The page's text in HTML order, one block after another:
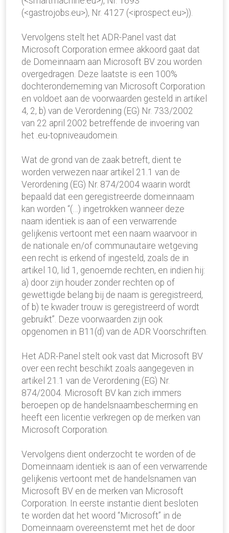
(<gastrojobs.eu>), Nr. 4127 (<iprospect.eu>)).
Vervolgens stelt het ADR-Panel vast dat
Microsoft Corporation ermee akkoord gaat dat
de Domeinnaam aan Microsoft BV zou worden
overgedragen. Deze laatste is een 100%
dochteronderneming van Microsoft Corporation
en voldoet aan de voorwaarden gesteld in artikel
4, 2, b) van de Verordening (EG) Nr. 733/2002
van 22 april 2002 betreffende de invoering van
het .eu-topniveaudomein.
Wat de grond van de zaak betreft, dient te
worden verwezen naar artikel 21.1 van de
Verordening (EG) Nr. 874/2004 waarin wordt
bepaald dat een geregistreerde domeinnaam
kan worden “(…) ingetrokken wanneer deze
naam identiek is aan of een verwarrende
gelijkenis vertoont met een naam waarvoor in
de nationale en/of communautaire wetgeving
een recht is erkend of ingesteld, zoals de in
artikel 10, lid 1, genoemde rechten, en indien hij:
a) door zijn houder zonder rechten op of
gewettigde belang bij de naam is geregistreerd,
of b) te kwader trouw is geregistreerd of wordt
gebruikt”. Deze voorwaarden zijn ook
opgenomen in B11(d) van de ADR Voorschriften.
Het ADR-Panel stelt ook vast dat Microsoft BV
over een recht beschikt zoals aangegeven in
artikel 21.1 van de Verordening (EG) Nr.
874/2004. Microsoft BV kan zich immers
beroepen op de handelsnaambescherming en
heeft een licentie verkregen op de merken van
Microsoft Corporation.
Vervolgens dient onderzocht te worden of de
Domeinnaam identiek is aan of een verwarrende
gelijkenis vertoont met de handelsnamen van
Microsoft BV en de merken van Microsoft
Corporation. In eerste instantie dient besloten
te worden dat het woord “Microsoft” in de
Domeinnaam overeenstemt met het de door